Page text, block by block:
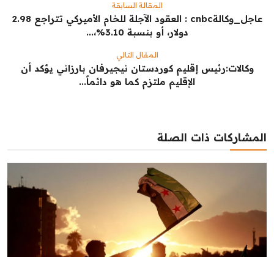
المقالة السابقة
عاجل_وكالةcnbc : العقود الآجلة للخام الأميركي تتراجع 2.98
دولار، أو بنسبة 3.10%،...
المقال التالي
وكالات:‏رئيس إقليم كوردستان نيجيرفان بارزاني يؤكد أن
الإقليم ملتزم كما هو دائماً...
المشاركات ذات الصلة